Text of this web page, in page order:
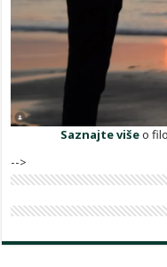
Saznajte višeo
-->